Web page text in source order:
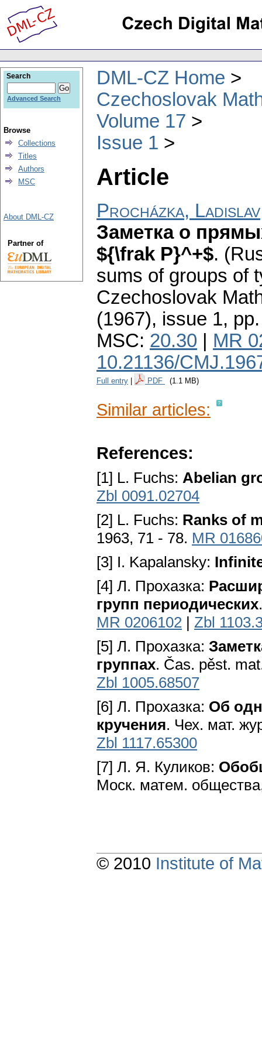
DML-CZ Home
Czechoslovak
Volume 17
Issue 1
Article
Procházka, Ladislav
Заметка о
${\frak P}^+$.
sums of groups of
Czechoslovak
(1967), issue 1,
MSC: 20.30
MR
10.21136/
Full entry PDF (1.1 MB)
Similar articles:
References:
[1] L. Fuchs: Abelian
Zbl 0091.02704
[2] L. Fuchs: Ranks of
1963, 71 - 78. MR
[3] I. Kapalansky:
[4] Л. Прохазка:
групп периодических
MR 0206102 | Zbl
[5] Л. Прохазка:
группах. Čas. pěst.
Zbl 1005.68507
[6] Л. Прохазка: Об
кручения. Чех. мат.
Zbl 1117.65300
[7] Л. Я. Куликов:
Моск. матем.
Search
Advanced Search
Browse
Collections
Titles
Authors
MSC
About DML-CZ
Partner of
© 2010 Institute of